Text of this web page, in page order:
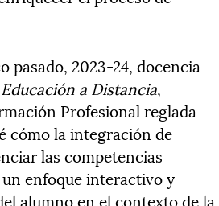
pasado, 2023-24, docencia
a Distancia,
Profesional reglada
cómo la integración de
las competencias
enfoque interactivo y
alumno en el contexto de la